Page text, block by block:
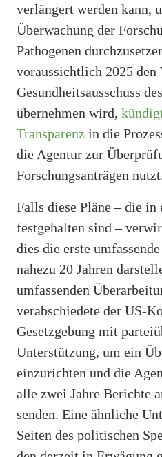
verlängert werden kann,
Überwachung der
Pathogenen
voraussichtlich 2025 den
Gesundheitsausschuss
übernehmen wird,
Transparenz in die
die Agentur zur
Forschungsanträgen
Falls diese Pläne – die in
festgehalten sind –
dies die erste
nahezu 20 Jahren
umfassenden
verabschiedete der US-
Gesetzgebung mit
Unterstützung, um ein
einzurichten und die
alle zwei Jahre Berichte
senden. Eine ähnliche
Seiten des politischen